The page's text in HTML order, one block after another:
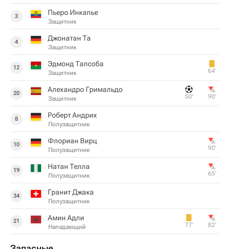
3 Пьеро Инкапье
Защитник
4 Джонатан Та
Защитник
12 Эдмонд Тапсоба
Защитник 64‎’‎
20 Алехандро Гримальдо
Защитник 50‎’‎ 90‎’‎
8 Роберт Андрих
Полузащитник
10 Флориан Вирц
Полузащитник 90‎’‎
19 Натан Телла
Полузащитник 65‎’‎
34 Гранит Джака
Полузащитник
21 Амин Адли
Нападающий 77‎’‎ 82‎’‎